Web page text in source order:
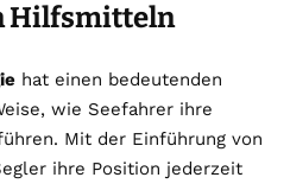
Hilfsmitteln
hat einen bedeutenden
wie Seefahrer ihre
Mit der Einführung von
ihre Position jederzeit